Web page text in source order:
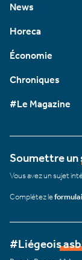
News
Horeca
Économie
Chroniques
#Le Magazine
Soumettre un
Vous avez un sujet
Complétez le
#Liégeois